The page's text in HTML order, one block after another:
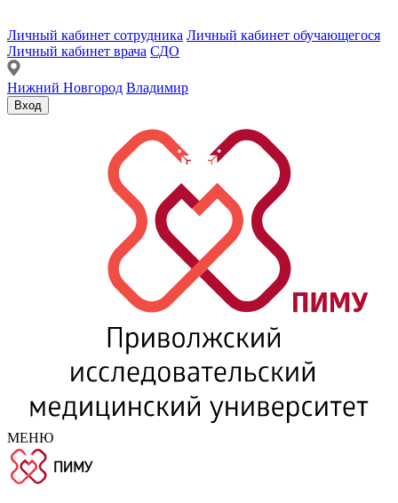
Личный кабинет сотрудника Личный кабинет обучающегося
Личный кабинет врача СДО
Нижний Новгород Владимир
Вход
МЕНЮ